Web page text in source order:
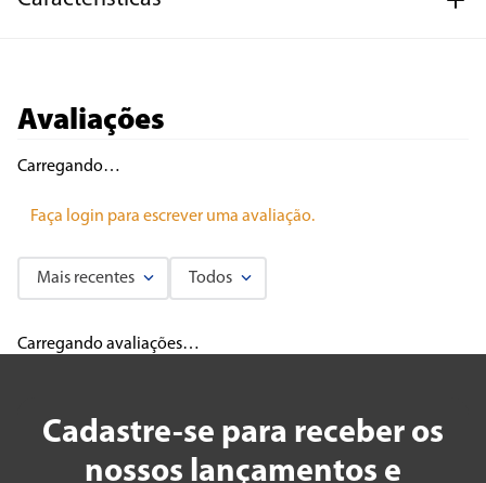
Avaliações
Carregando…
Faça login para escrever uma avaliação.
Mais recentes Todos
Carregando avaliações…
Cadastre-se para receber os
nossos lançamentos e